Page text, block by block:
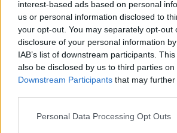
interest-based ads based on personal
us or personal information disclosed to
your opt-out. You may separately opt-out
disclosure of your personal information
IAB’s list of downstream participants.
also be disclosed by us to third parties on
Downstream Participants that may
Please note that this website/app uses
Personal Data Processing Opt Outs
Notizie in tempo
Entra nel canale